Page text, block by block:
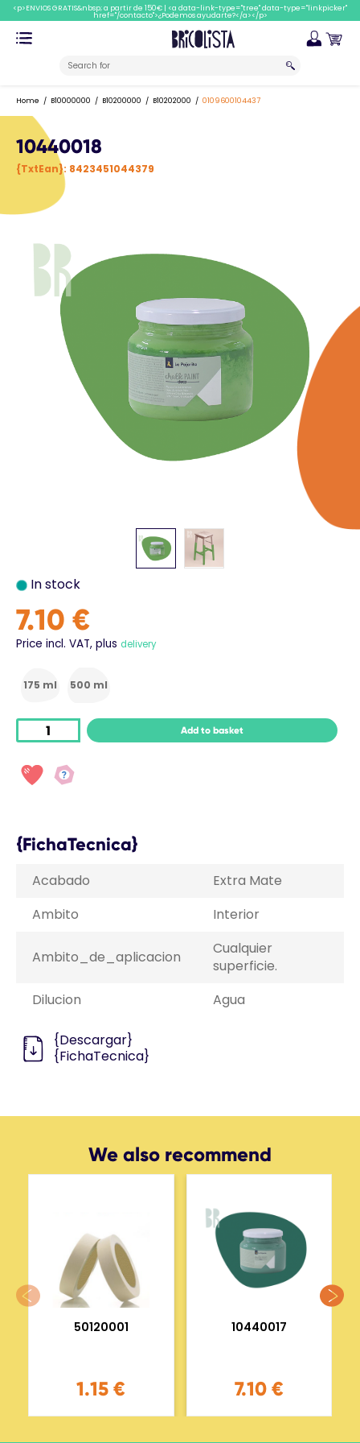
Home B10000000 B10200000 B10202000 0109600104437
10440018
{TxtEan}: 8423451044379
In stock
7.10 €
Price incl. VAT, plus delivery
175 ml 500 ml
Add to basket
{FichaTecnica}
Acabado
Extra Mate
Ambito
Interior
Ambito_de_aplicacion
Cualquier
superficie.
Dilucion
Agua
{Descargar}
{FichaTecnica}
We also recommend
50120001
1.15 €
10440017
7.10 €
<p>ENVIOS GRATIS&nbsp; a partir de 150€ | <a data-link-type="tree" data-type="linkpicker"
href="/contacto">¿Podemos ayudarte?</a></p>